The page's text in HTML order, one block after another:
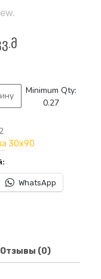
Minimum Qty:
0.27
30x90
WhatsApp
Отзывы (0)